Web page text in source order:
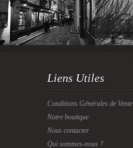
Liens Utiles
Conditions Générales de Vente
Notre boutique
Nous contacter
Qui sommes-nous ?